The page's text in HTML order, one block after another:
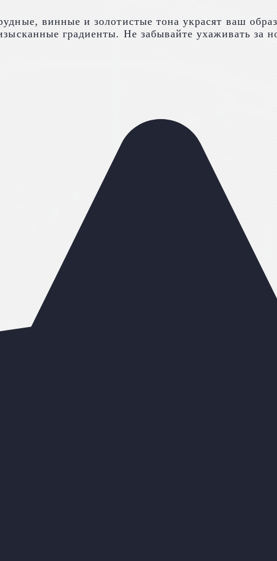
винные и золотистые тона украсят ваш
градиенты. Не забывайте ухаживать за